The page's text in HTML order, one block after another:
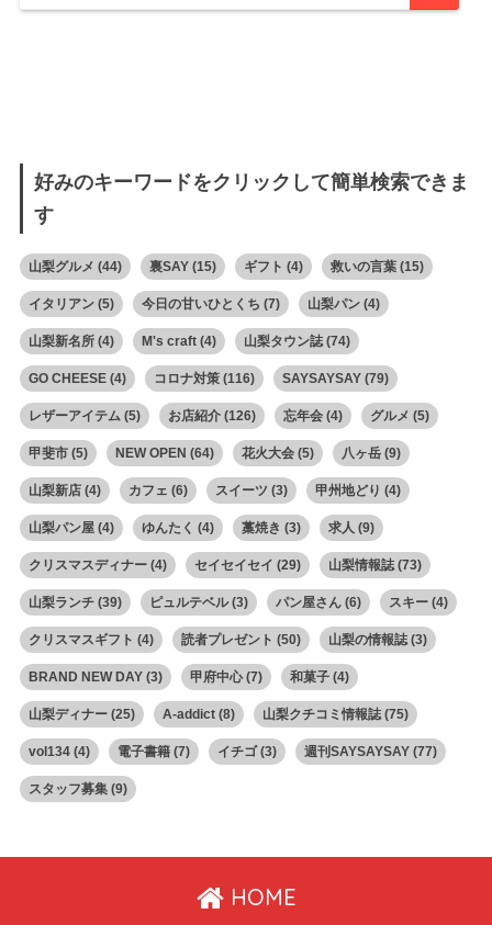
好みのキーワードをクリックして簡単検索できま
す
山梨グルメ (44) 裏SAY(15) ギフト (4) 救いの言葉(15)
イタリアン(5) 今日の甘いひとくち (7) 山梨パン(4)
山梨新名所(4) M's craft(4) 山梨タウン誌(74)
GO CHEESE(4) コロナ対策(116) SAYSAYSAY(79)
レザーアイテム(5) お店紹介(126) 忘年会(4) グルメ (5)
甲斐市(5) NEW OPEN (64) 花火大会(5) 八ヶ岳(9)
山梨新店(4) カフェ (6) スイーツ (3) 甲州地どり (4)
山梨パン屋(4) ゆんたく (4) 藁焼き (3) 求人 (9)
クリスマスディナー(4) セイセイセイ (29) 山梨情報誌(73)
山梨ランチ(39) ピュルテベル(3) パン屋さん(6) スキー(4)
クリスマスギフト (4) 読者プレゼント (50) 山梨の情報誌(3)
BRAND NEW DAY(3) 甲府中心(7) 和菓子(4)
山梨ディナー(25) A-addict(8) 山梨クチコミ情報誌(75)
vol134(4) 電子書籍(7) イチゴ(3) 週刊SAYSAYSAY(77)
スタッフ募集(9)
HOME